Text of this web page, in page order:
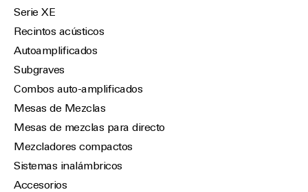
Serie XE
Recintos acústicos
Autoamplificados
Subgraves
Combos auto-amplificados
Mesas de Mezclas
Mesas de mezclas para directo
Mezcladores compactos
Sistemas inalámbricos
Accesorios